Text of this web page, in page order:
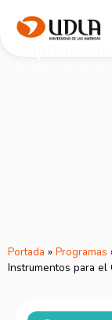
Portada » Programas
Instrumentos para el